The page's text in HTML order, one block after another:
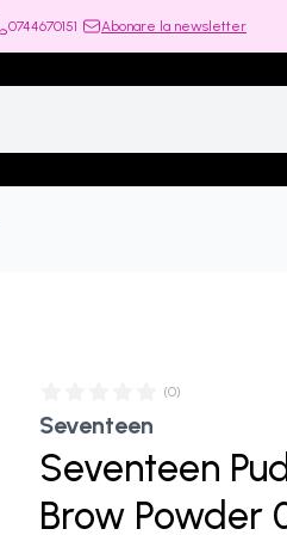
0744670151 Abonare la newsletter
(0)
Seventeen
Seventeen
Brow Powder